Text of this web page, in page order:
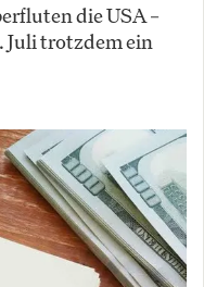
die USA –
Juli trotzdem ein